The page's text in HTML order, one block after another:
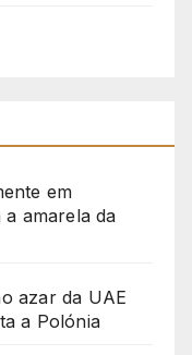
em
amarela da
azar da UAE
a Polónia